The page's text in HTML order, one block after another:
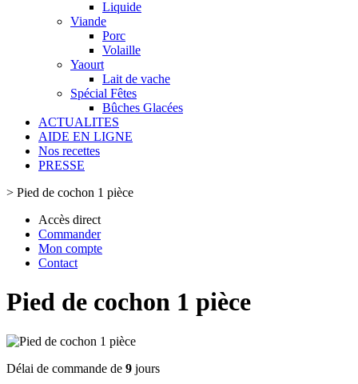
Liquide
Viande
Porc
Volaille
Yaourt
Lait de vache
Spécial Fêtes
Bûches Glacées
ACTUALITES
AIDE EN LIGNE
Nos recettes
PRESSE
> Pied de cochon 1 pièce
Accès direct
Commander
Mon compte
Contact
Pied de cochon 1 pièce
Délai de commande de 9 jours